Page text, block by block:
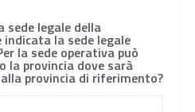
sede legale della
la sede legale
la sede operativa può
la provincia dove sarà
provincia di riferimento?